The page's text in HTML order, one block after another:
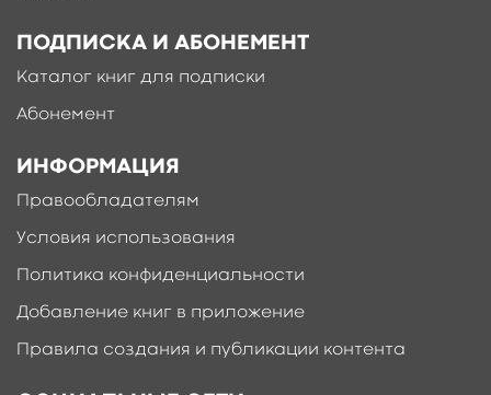
ПОДПИСКА И АБОНЕМЕНТ
Каталог книг для подписки
Абонемент
ИНФОРМАЦИЯ
Правообладателям
Условия использования
Политика конфиденциальности
Добавление книг в приложение
Правила создания и публикации контента